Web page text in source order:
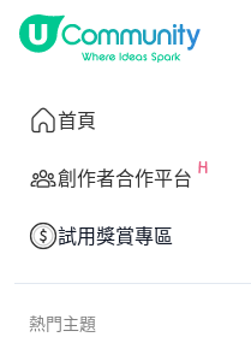
首頁
創作者合作平台
試用獎賞專區
熱門主題